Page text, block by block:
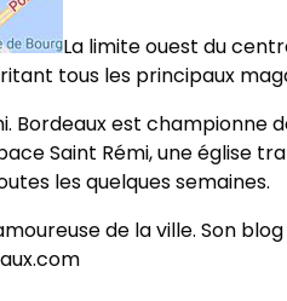
La limite ouest du
tous les principaux
Bordeaux est
Saint Rémi, une église
les quelques semaines.
de la ville. Son